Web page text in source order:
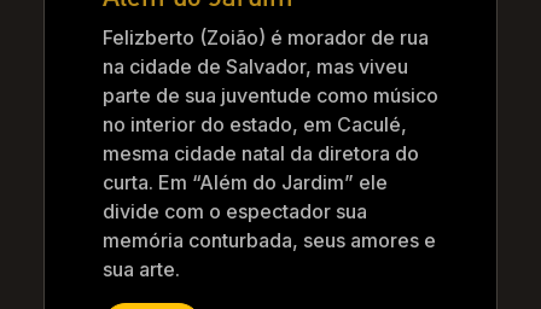
Felizberto (Zoião) é morador de rua
na cidade de Salvador, mas viveu
parte de sua juventude como músico
no interior do estado, em Caculé,
mesma cidade natal da diretora do
curta. Em “Além do Jardim” ele
divide com o espectador sua
memória conturbada, seus amores e
sua arte.